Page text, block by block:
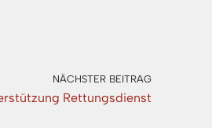
NÄCHSTER BEITRAG
Rettungsdienst